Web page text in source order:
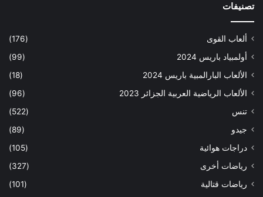
تصنيفات
ألعاب القوى
(176)
أولمبياد باريس 2024
(99)
الألعاب البارالمبية باريس 2024
(18)
الألعاب الرياضية العربية الجزائر 2023
(96)
تنس
(522)
جيدو
(89)
دراجات هوائية
(105)
رياضات أخرى
(327)
رياضات قتالية
(101)